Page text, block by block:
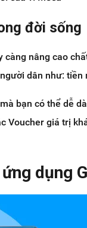
đời sống
nâng cao
dân như: tiền
bạn có thể dễ
Voucher giá trị
dụng